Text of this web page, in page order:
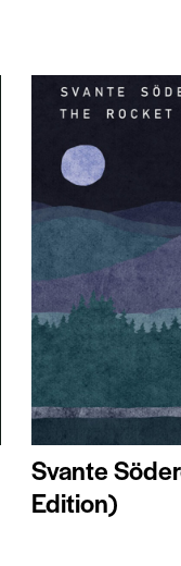
Svante
Edition)